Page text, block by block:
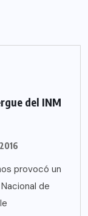
del INM
provocó un
de